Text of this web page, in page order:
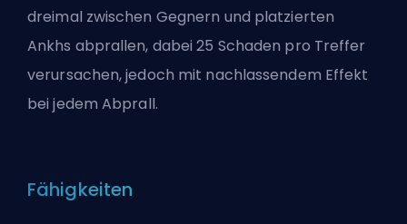
dreimal zwischen Gegnern und platzierten
Ankhs abprallen, dabei 25 Schaden pro Treffer
verursachen, jedoch mit nachlassendem Effekt
bei jedem Abprall.
Fähigkeiten